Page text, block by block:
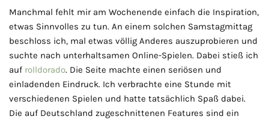
Manchmal fehlt mir am Wochenende einfach die Inspiration,
etwas Sinnvolles zu tun. An einem solchen Samstagmittag
beschloss ich, mal etwas völlig Anderes auszuprobieren und
suchte nach unterhaltsamen Online-Spielen. Dabei stieß ich
auf rolldorado. Die Seite machte einen seriösen und
einladenden Eindruck. Ich verbrachte eine Stunde mit
verschiedenen Spielen und hatte tatsächlich Spaß dabei.
Die auf Deutschland zugeschnittenen Features sind ein